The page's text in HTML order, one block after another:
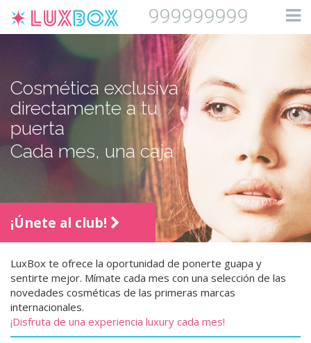
999999999
Cosmética exclusiva
directamente a tu
puerta
Cada mes, una caja
¡Únete al club!
LuxBox te ofrece la oportunidad de ponerte guapa y
sentirte mejor. Mímate cada mes con una selección de las
novedades cosméticas de las primeras marcas
internacionales.
¡Disfruta de una experiencia luxury cada mes!